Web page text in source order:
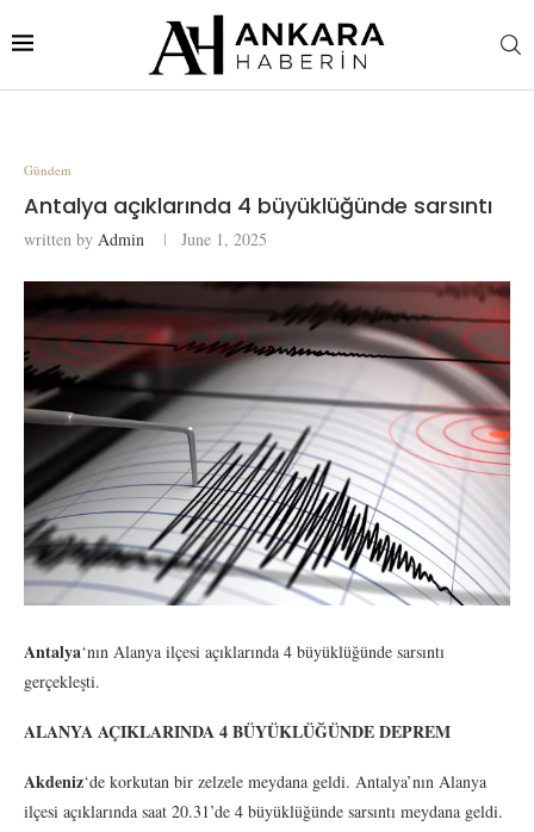
Gündem
Antalya açıklarında 4 büyüklüğünde sarsıntı
written by Admin June 1, 2025
Antalya‘nın Alanya ilçesi açıklarında 4 büyüklüğünde sarsıntı
gerçekleşti.
ALANYA AÇIKLARINDA 4 BÜYÜKLÜĞÜNDE DEPREM
Akdeniz‘de korkutan bir zelzele meydana geldi. Antalya’nın Alanya
ilçesi açıklarında saat 20.31’de 4 büyüklüğünde sarsıntı meydana geldi.